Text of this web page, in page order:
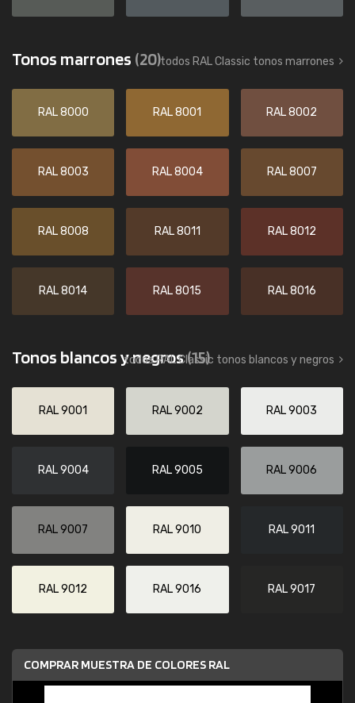
Tonos marrones (20)todos RAL Classic tonos marrones
RAL 8000 RAL 8001 RAL 8002
RAL 8003 RAL 8004 RAL 8007
RAL 8008 RAL 8011 RAL 8012
RAL 8014 RAL 8015 RAL 8016
Tonos blancos y negros(15)
todos RAL Classic tonos blancos y negros
RAL 9001 RAL 9002 RAL 9003
RAL 9004 RAL 9005 RAL 9006
RAL 9007 RAL 9010 RAL 9011
RAL 9012 RAL 9016 RAL 9017
COMPRAR MUESTRA DE COLORES RAL